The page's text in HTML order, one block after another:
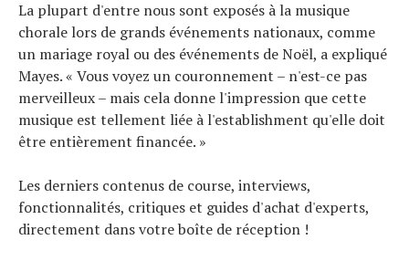
La plupart d'entre nous sont exposés à la musique
chorale lors de grands événements nationaux, comme
un mariage royal ou des événements de Noël, a expliqué
Mayes. « Vous voyez un couronnement – n'est-ce pas
merveilleux – mais cela donne l'impression que cette
musique est tellement liée à l'establishment qu'elle doit
être entièrement financée. »
Les derniers contenus de course, interviews,
fonctionnalités, critiques et guides d'achat d'experts,
directement dans votre boîte de réception !